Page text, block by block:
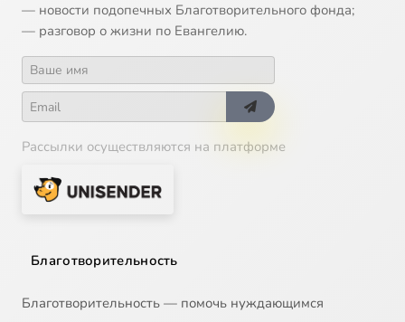
— новости подопечных Благотворительного фонда;
— разговор о жизни по Евангелию.
Рассылки осуществляются на платформе
Благотворительность
Благотворительность — помочь нуждающимся